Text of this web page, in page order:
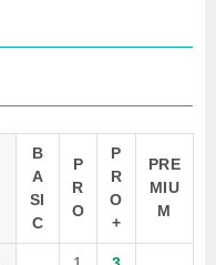
B
A
SI
C
P
R
O
P
R
O
+
PRE
MIU
M